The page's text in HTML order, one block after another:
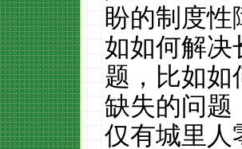
盼的制度性
如如何解决
题，比如如
缺失的问题
仅有城里人